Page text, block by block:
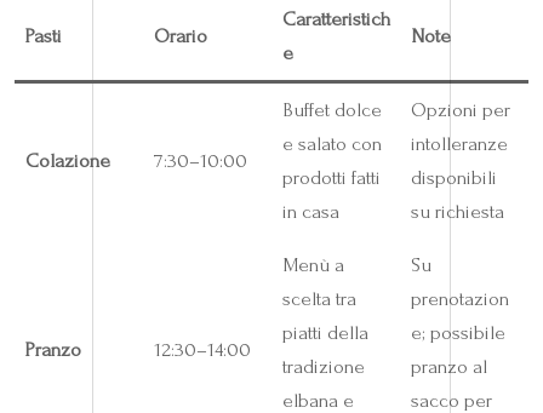
Pasti Orario
Caratteristich
e
Note
Colazione 7:30–10:00
Buffet dolce
e salato con
prodotti fatti
in casa
Opzioni per
intolleranze
disponibili
su richiesta
Pranzo 12:30–14:00
Menù a
scelta tra
piatti della
tradizione
elbana e
Su
prenotazion
e; possibile
pranzo al
sacco per